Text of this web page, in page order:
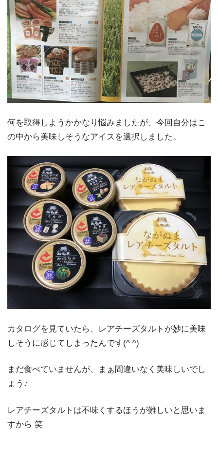
何を取得しようかかなり悩みましたが、今回自分はこ
の中から美味しそうなアイスを選択しました。
カタログを見ていたら、レアチーズタルトが妙に美味
しそうに感じてしまったんです(^ ^)
まだ食べていませんが、まぁ間違いなく美味しいでし
ょう♪
レアチーズタルトは不味くするほうが難しいと思いま
すから 笑